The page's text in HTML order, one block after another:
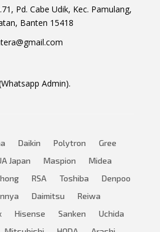
Pd. Cabe Udik, Kec. Pamulang,
Banten 15418
Admin).
Daikin Polytron
Gree
Japan Maspion
Midea
RSA Toshiba
Denpoo
Daimitsu
Reiwa
Hisense Sanken
Uchida